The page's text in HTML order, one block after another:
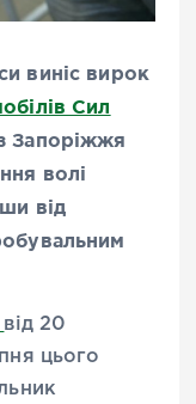
виніс вирок
Сил
Запоріжжя
волі
від
від 20
цього